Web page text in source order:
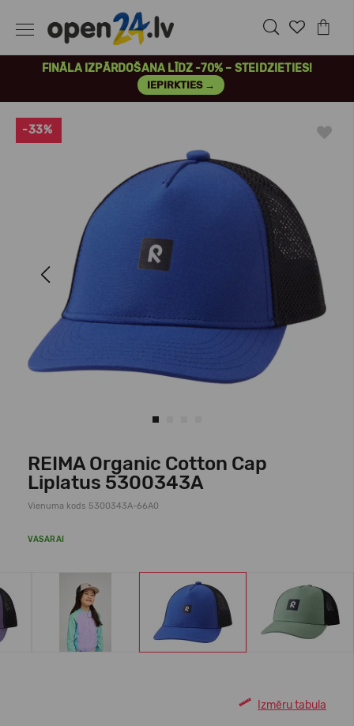
FINĀLA IZPĀRDOŠANA LĪDZ -70% – STEIDZIETIES!
IEPIRKTIES →
Previous
-33%
REIMA Organic Cotton Cap
Liplatus 5300343A
Vienuma kods 5300343A-66A0
VASARAI
Izmēru tabula